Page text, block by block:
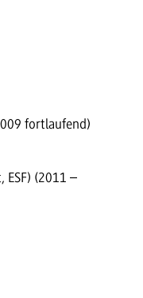
fortlaufend)
(2011 –